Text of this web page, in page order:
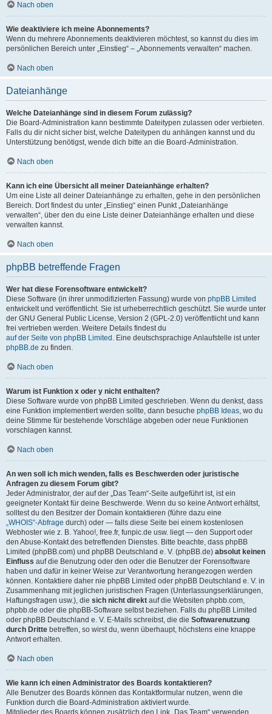
Nach oben
Wie deaktiviere ich meine Abonnements?
Wenn du mehrere Abonnements deaktivieren möchtest, so kannst du dies im
persönlichen Bereich unter „Einstieg“ – „Abonnements verwalten“ machen.
Nach oben
Dateianhänge
Welche Dateianhänge sind in diesem Forum zulässig?
Die Board-Administration kann bestimmte Dateitypen zulassen oder verbieten.
Falls du dir nicht sicher bist, welche Dateitypen du anhängen kannst und du
Unterstützung benötigst, wende dich bitte an die Board-Administration.
Nach oben
Kann ich eine Übersicht all meiner Dateianhänge erhalten?
Um eine Liste all deiner Dateianhänge zu erhalten, gehe in den persönlichen
Bereich. Dort findest du unter „Einstieg“ einen Punkt „Dateianhänge
verwalten“, über den du eine Liste deiner Dateianhänge erhalten und diese
verwalten kannst.
Nach oben
phpBB betreffende Fragen
Wer hat diese Forensoftware entwickelt?
Diese Software (in ihrer unmodifizierten Fassung) wurde von phpBB Limited
entwickelt und veröffentlicht. Sie ist urheberrechtlich geschützt. Sie wurde unter
der GNU General Public License, Version 2 (GPL-2.0) veröffentlicht und kann
frei vertrieben werden. Weitere Details findest du
auf der Seite von phpBB Limited . Eine deutschsprachige Anlaufstelle ist unter
phpBB.de zu finden.
Nach oben
Warum ist Funktion x oder y nicht enthalten?
Diese Software wurde von phpBB Limited geschrieben. Wenn du denkst, dass
eine Funktion implementiert werden sollte, dann besuche phpBB Ideas, wo du
deine Stimme für bestehende Vorschläge abgeben oder neue Funktionen
vorschlagen kannst.
Nach oben
An wen soll ich mich wenden, falls es Beschwerden oder juristische
Anfragen zu diesem Forum gibt?
Jeder Administrator, der auf der „Das Team“-Seite aufgeführt ist, ist ein
geeigneter Kontakt für deine Beschwerde. Wenn du so keine Antwort erhältst,
solltest du den Besitzer der Domain kontaktieren (führe dazu eine
„WHOIS“-Abfrage durch) oder — falls diese Seite bei einem kostenlosen
Webhoster wie z. B. Yahoo!, free.fr, funpic.de usw. liegt — den Support oder
den Abuse-Kontakt des betreffenden Dienstes. Bitte beachte, dass phpBB
Limited (phpBB.com) und phpBB Deutschland e. V. (phpBB.de) absolut keinen
Einfluss auf die Benutzung oder den oder die Benutzer der Forensoftware
haben und dafür in keiner Weise zur Verantwortung herangezogen werden
können. Kontaktiere daher nie phpBB Limited oder phpBB Deutschland e. V. in
Zusammenhang mit jeglichen juristischen Fragen (Unterlassungserklärungen,
Haftungsfragen usw.), die sich nicht direkt auf die Websiten phpbb.com,
phpbb.de oder die phpBB-Software selbst beziehen. Falls du phpBB Limited
oder phpBB Deutschland e. V. E-Mails schreibst, die die Softwarenutzung
durch Dritte betreffen, so wirst du, wenn überhaupt, höchstens eine knappe
Antwort erhalten.
Nach oben
Wie kann ich einen Administrator des Boards kontaktieren?
Alle Benutzer des Boards können das Kontaktformular nutzen, wenn die
Funktion durch die Board-Administration aktiviert wurde.
Mitglieder des Boards können zusätzlich den Link „Das Team“ verwenden.